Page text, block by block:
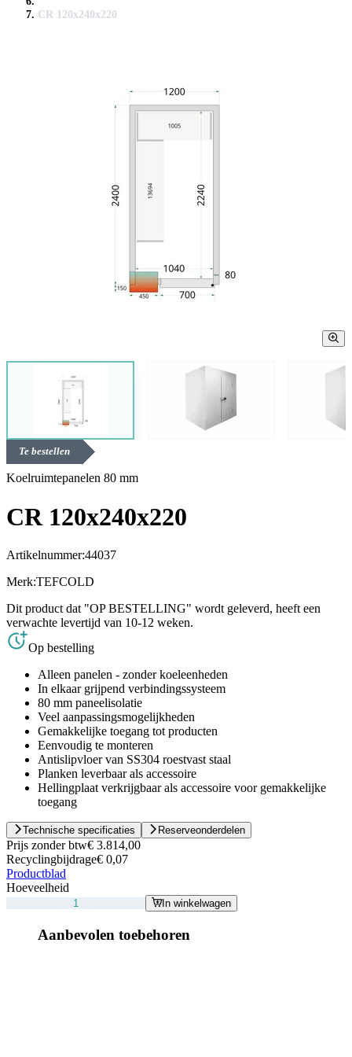
CR 120x240x220
Te bestellen
Koelruimtepanelen 80 mm
CR 120x240x220
Artikelnummer:44037
Merk:TEFCOLD
Dit product dat "OP BESTELLING" wordt geleverd, heeft een
verwachte levertijd van 10-12 weken.
Op bestelling
Alleen panelen - zonder koeleenheden
In elkaar grijpend verbindingssysteem
80 mm paneelisolatie
Veel aanpassingsmogelijkheden
Gemakkelijke toegang tot producten
Eenvoudig te monteren
Antislipvloer van SS304 roestvast staal
Planken leverbaar als accessoire
Hellingplaat verkrijgbaar als accessoire voor gemakkelijke
toegang
Technische specificaties Reserveonderdelen
Prijs zonder btw€ 3.814,00
Recyclingbijdrage€ 0,07
Productblad
Hoeveelheid
In winkelwagen
Aanbevolen toebehoren